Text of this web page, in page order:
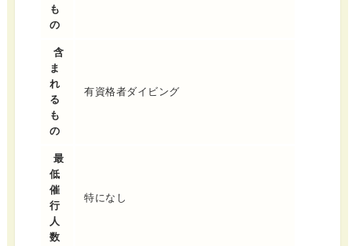
も
の
含
ま
れ
る
も
の
有資格者ダイビング
最
低
催
行
人
数
特になし